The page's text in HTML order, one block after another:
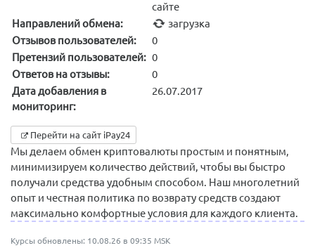
сайте
Направлений обмена:
загрузка
Отзывов пользователей:
0
Претензий пользователей: 0
Ответов на отзывы:
0
Дата добавления в
мониторинг:
26.07.2017
Перейти на сайт iPay24
Мы делаем обмен криптовалюты простым и понятным,
минимизируем количество действий, чтобы вы быстро
получали средства удобным способом. Наш многолетний
опыт и честная политика по возврату средств создают
максимально комфортные условия для каждого клиента.
Курсы обновлены: 10.08.26 в 09:35 MSK